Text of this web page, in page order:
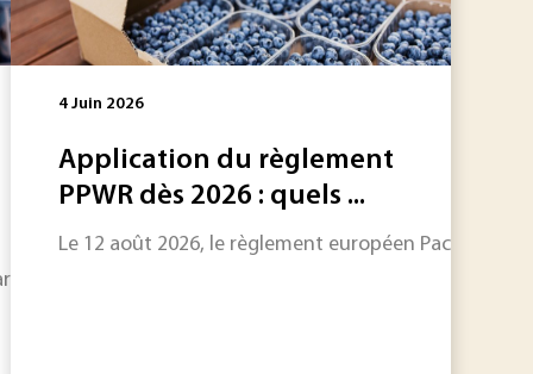
consistant à « imprimer » directement sur
4 Juin 2026
Application du règlement
PPWR dès 2026 : quels ...
Le 12 août 2026, le règlement européen Packaging